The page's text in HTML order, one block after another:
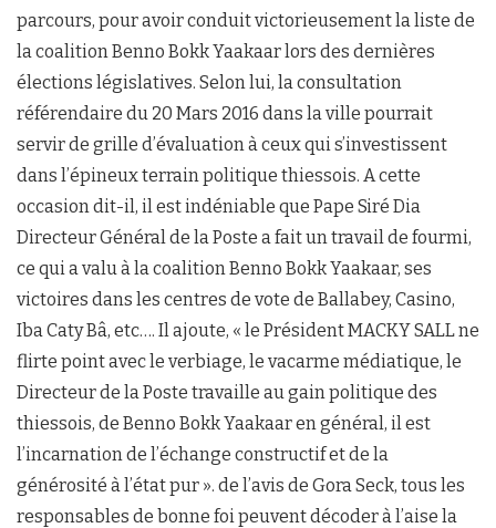
parcours, pour avoir conduit victorieusement la liste de
la coalition Benno Bokk Yaakaar lors des dernières
élections législatives. Selon lui, la consultation
référendaire du 20 Mars 2016 dans la ville pourrait
servir de grille d’évaluation à ceux qui s’investissent
dans l’épineux terrain politique thiessois. A cette
occasion dit-il, il est indéniable que Pape Siré Dia
Directeur Général de la Poste a fait un travail de fourmi,
ce qui a valu à la coalition Benno Bokk Yaakaar, ses
victoires dans les centres de vote de Ballabey, Casino,
Iba Caty Bâ, etc…. Il ajoute, « le Président MACKY SALL ne
flirte point avec le verbiage, le vacarme médiatique, le
Directeur de la Poste travaille au gain politique des
thiessois, de Benno Bokk Yaakaar en général, il est
l’incarnation de l’échange constructif et de la
générosité à l’état pur ». de l’avis de Gora Seck, tous les
responsables de bonne foi peuvent décoder à l’aise la